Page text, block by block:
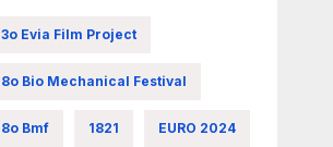
3ο Evia Film Project
8ο Bio Mechanical Festival
8ο Bmf 1821 EURO 2024